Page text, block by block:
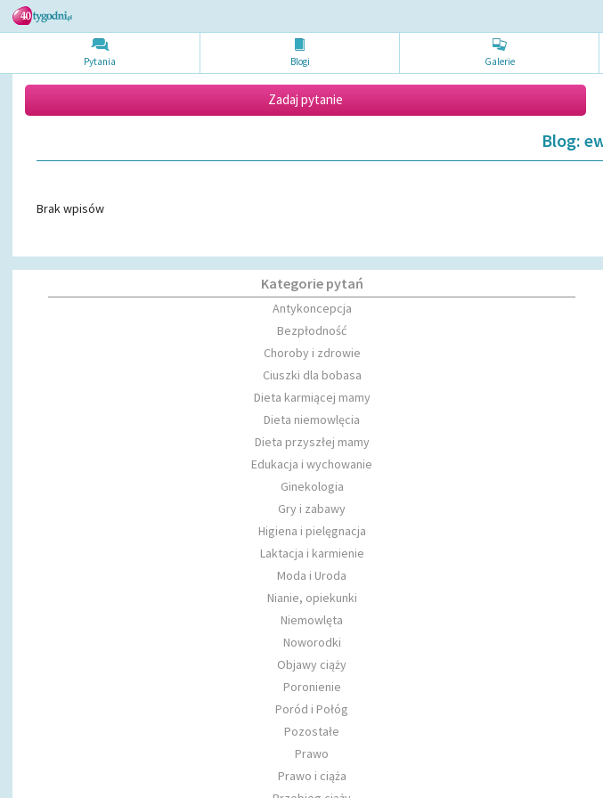
Pytania Blogi Galerie
Zadaj pytanie
Blog:
Brak wpisów
Kategorie pytań
Antykoncepcja
Bezpłodność
Choroby i zdrowie
Ciuszki dla bobasa
Dieta karmiącej mamy
Dieta niemowlęcia
Dieta przyszłej mamy
Edukacja i wychowanie
Ginekologia
Gry i zabawy
Higiena i pielęgnacja
Laktacja i karmienie
Moda i Uroda
Nianie, opiekunki
Niemowlęta
Noworodki
Objawy ciąży
Poronienie
Poród i Połóg
Pozostałe
Prawo
Prawo i ciąża